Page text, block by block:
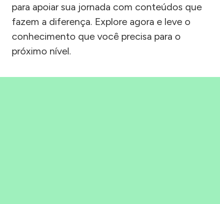
para apoiar sua jornada com conteúdos que
fazem a diferença. Explore agora e leve o
conhecimento que você precisa para o
próximo nível.